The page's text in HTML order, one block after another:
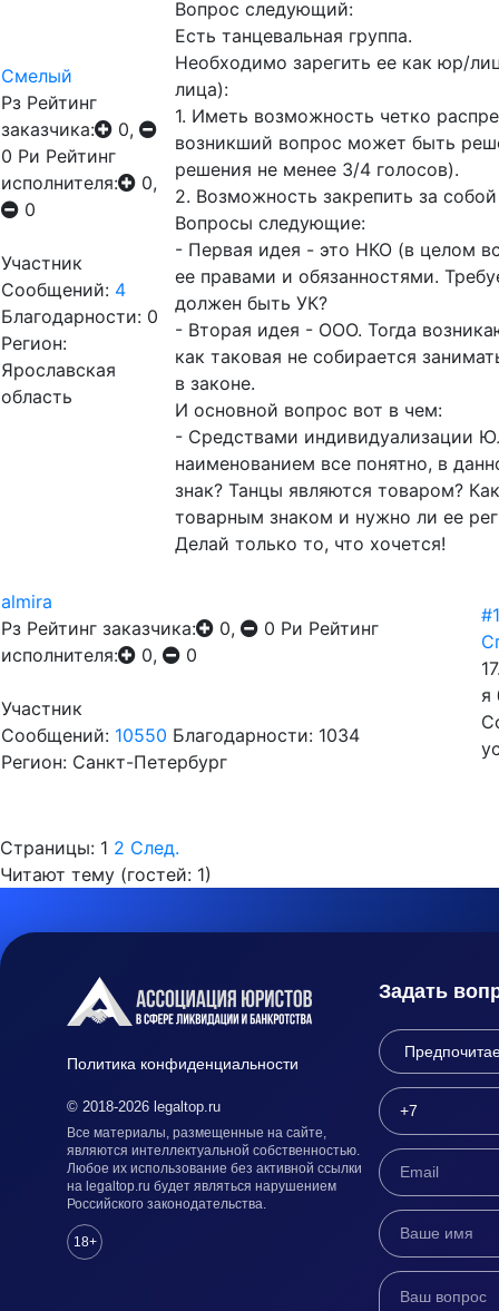
Смелый
Рз Рейтинг
заказчика:
0,
0 Ри Рейтинг
исполнителя:
0,
0
Участник
Сообщений: 4
Благодарности: 0
Регион:
Ярославская
область
Вопрос следующий:
Есть танцевальная группа.
Необходимо зарегить ее как юр/
лица):
1. Иметь возможность четко
возникший вопрос может быть
решения не менее 3/4 голосов).
2. Возможность закрепить за
Вопросы следующие:
- Первая идея - это НКО (в целом
ее правами и обязанностями.
должен быть УК?
- Вторая идея - ООО. Тогда
как таковая не собирается
в законе.
И основной вопрос вот в чем:
- Средствами индивидуализации
наименованием все понятно, в
знак? Танцы являются товаром?
товарным знаком и нужно ли ее
Делай только то, что хочется!
almira
Рз Рейтинг заказчика: 0, 0 Ри Рейтинг
исполнителя:
0, 0
Участник
Сообщений: 10550 Благодарности: 1034
Регион: Санкт-Петербург
я
Страницы: 1 2 След.
Читают тему (гостей: 1)
Политика конфиденциальности
© 2018-2026 legaltop.ru
Все материалы, размещенные на сайте,
являются интеллектуальной собственностью.
Любое их использование без активной ссылки
на legaltop.ru будет являться нарушением
Российского законодательства.
18+
Задать